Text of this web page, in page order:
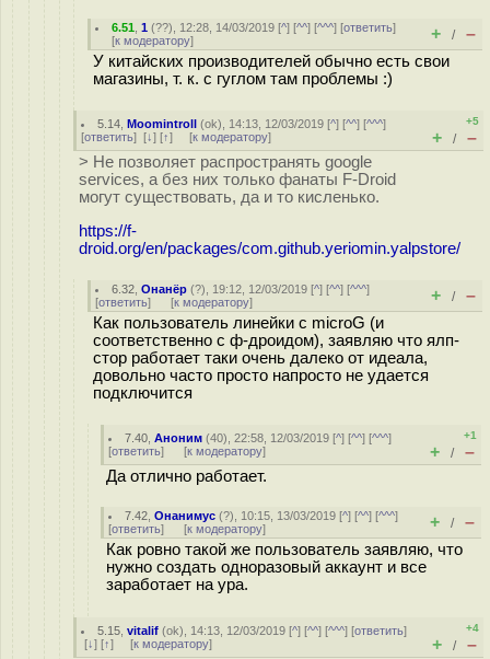
6.51 ,1 (??), 12:28, 14/03/2019 [^] [^^] [^^^] [ответить]
[к модератору] + / –
У китайских производителей обычно есть свои
магазины, т. к. с гуглом там проблемы :)
5.14 ,Moomintroll (ok), 14:13, 12/03/2019 [^] [^^] [^^^]
[ответить] [↓] [↑] [к модератору]
+5
+ / –
> Не позволяет распространять google
services, а без них только фанаты F-Droid
могут существовать, да и то кисленько.
https://f-
droid.org/en/packages/com.github.yeriomin.yalpstore/
6.32 ,Онанёр (?), 19:12, 12/03/2019 [^] [^^] [^^^]
[ответить] [к модератору] + / –
Как пользователь линейки с microG (и
соответственно с ф-дроидом), заявляю что ялп-
стор работает таки очень далеко от идеала,
довольно часто просто напросто не удается
подключится
7.40 ,Аноним (40), 22:58, 12/03/2019 [^] [^^] [^^^]
[ответить] [к модератору]
+1
+ / –
Да отлично работает.
7.42 ,Онанимус (?), 10:15, 13/03/2019 [^] [^^] [^^^]
[ответить] [к модератору] + / –
Как ровно такой же пользователь заявляю, что
нужно создать одноразовый аккаунт и все
заработает на ура.
5.15 ,vitalif (ok), 14:13, 12/03/2019 [^] [^^] [^^^] [ответить]
[↓] [↑] [к модератору]
+4
+ / –